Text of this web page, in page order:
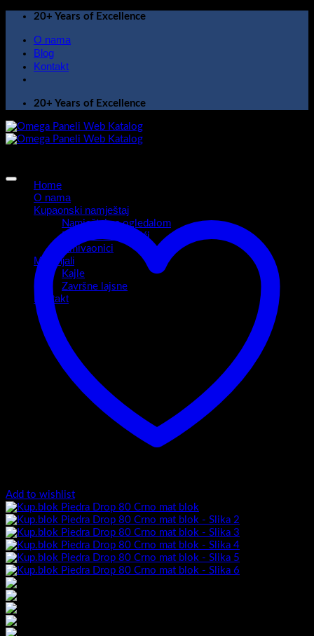
Skip
content
20+ Years of Excellence
O nama
Blog
Kontakt
20+ Years of Excellence
Home
O nama
Kupaonski namještaj
Namještaj sa ogledalom
Kupaonski ormarići
Umivaonici
Materijali
Kajle
Završne lajsne
Kontakt
Add to wishlist